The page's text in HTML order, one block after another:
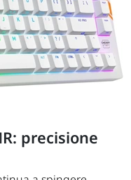
precisione